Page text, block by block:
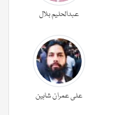
عبدالحليم بلال
علی عمران شاہین